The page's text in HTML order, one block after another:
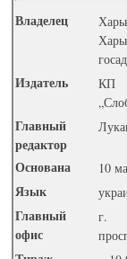
Владелец
Издатель
КП
Главный
редактор
Основана 10
Язык
Главный
офис
г.